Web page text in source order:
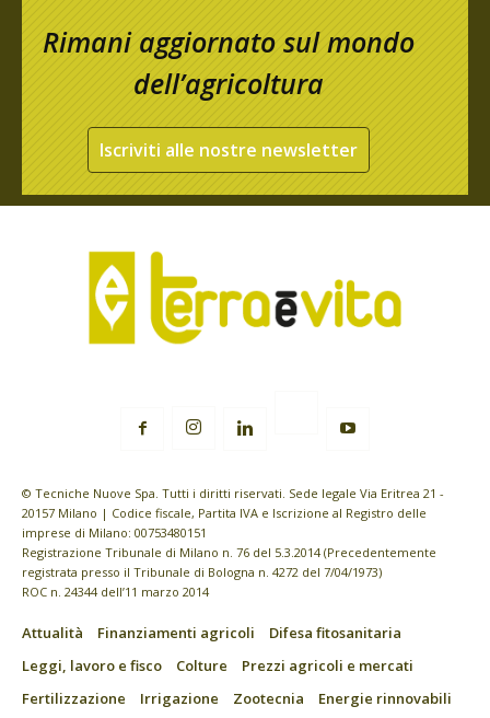
Rimani aggiornato sul mondo
dell’agricoltura
Iscriviti alle nostre newsletter
© Tecniche Nuove Spa. Tutti i diritti riservati. Sede legale Via Eritrea 21 -
20157 Milano | Codice fiscale, Partita IVA e Iscrizione al Registro delle
imprese di Milano: 00753480151
Registrazione Tribunale di Milano n. 76 del 5.3.2014 (Precedentemente
registrata presso il Tribunale di Bologna n. 4272 del 7/04/1973)
ROC n. 24344 dell’11 marzo 2014
Attualità Finanziamenti agricoli
Difesa fitosanitaria
Leggi, lavoro e fisco
Colture
Prezzi agricoli e mercati
Fertilizzazione
Irrigazione Zootecnia
Energie rinnovabili